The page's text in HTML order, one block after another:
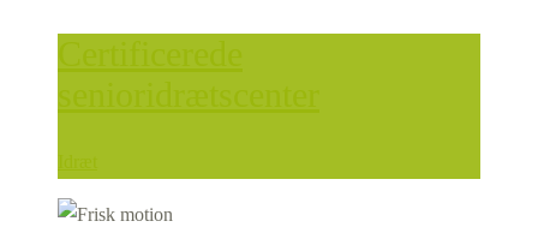
Certificerede
senioridrætscenter
Idræt